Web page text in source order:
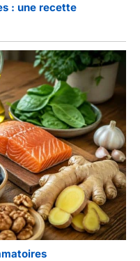
: une recette